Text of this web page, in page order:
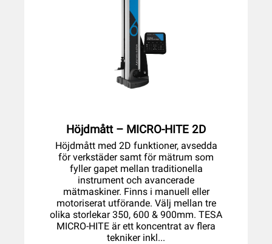
Höjdmått – MICRO-HITE 2D
Höjdmått med 2D funktioner, avsedda
för verkstäder samt för mätrum som
fyller gapet mellan traditionella
instrument och avancerade
mätmaskiner. Finns i manuell eller
motoriserat utförande. Välj mellan tre
olika storlekar 350, 600 & 900mm. TESA
MICRO-HITE är ett koncentrat av flera
tekniker inkl...